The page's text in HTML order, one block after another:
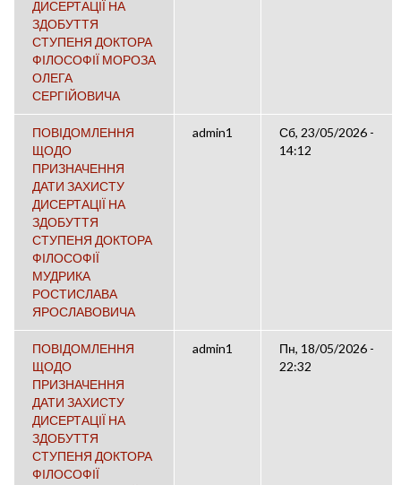
ДИСЕРТАЦІЇ НА
ЗДОБУТТЯ
СТУПЕНЯ ДОКТОРА
ФІЛОСОФІЇ МОРОЗА
ОЛЕГА
СЕРГІЙОВИЧА
ПОВІДОМЛЕННЯ
ЩОДО
ПРИЗНАЧЕННЯ
ДАТИ ЗАХИСТУ
ДИСЕРТАЦІЇ НА
ЗДОБУТТЯ
СТУПЕНЯ ДОКТОРА
ФІЛОСОФІЇ
МУДРИКА
РОСТИСЛАВА
ЯРОСЛАВОВИЧА
admin1
Сб, 23/05/2026 -
14:12
ПОВІДОМЛЕННЯ
ЩОДО
ПРИЗНАЧЕННЯ
ДАТИ ЗАХИСТУ
ДИСЕРТАЦІЇ НА
ЗДОБУТТЯ
СТУПЕНЯ ДОКТОРА
ФІЛОСОФІЇ
admin1
Пн, 18/05/2026 -
22:32